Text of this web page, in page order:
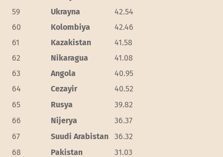
59
Ukrayna
42.54
60
Kolombiya
42.46
61
Kazakistan
41.58
62
Nikaragua
41.08
63
Angola
40.95
64
Cezayir
40.52
65
Rusya
39.82
66
Nijerya
36.37
67
Suudi Arabistan
36.32
68
Pakistan
31.03